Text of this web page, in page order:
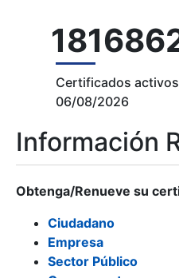
Certificados
06/08/2026
Información
Obtenga/Renueve su
Ciudadano
Empresa
Sector Público